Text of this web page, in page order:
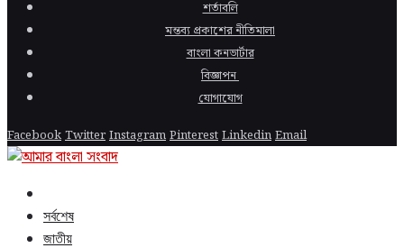
শর্তাবলি
মন্তব্য প্রকাশের নীতিমালা
বাংলা কনভার্টার
বিজ্ঞাপন
যোগাযোগ
FacebookTwitterInstagramPinterestLinkedinEmail
সর্বশেষ
জাতীয়